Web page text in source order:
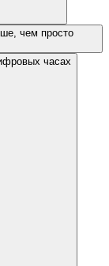
чем просто
часах